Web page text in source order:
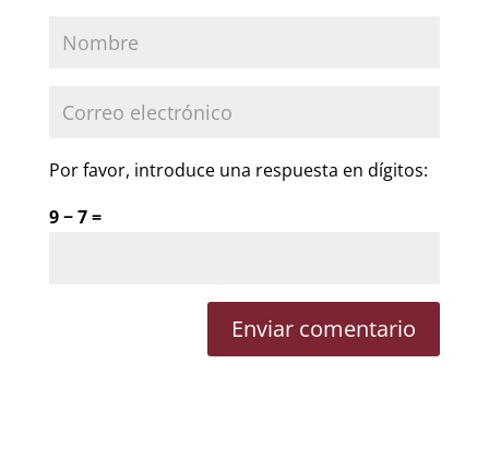
Por favor, introduce una respuesta en dígitos:
9 − 7 =